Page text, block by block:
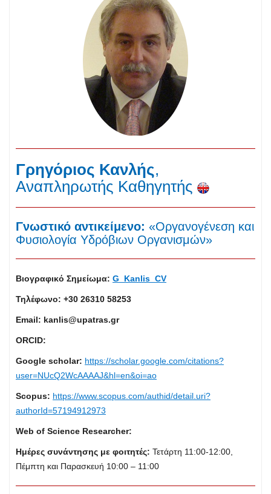
Γρηγόριος Κανλής,
Aναπληρωτής Καθηγητής
Γνωστικό αντικείμενο: «Οργανογένεση και
Φυσιολογία Υδρόβιων Οργανισμών»
Βιογραφικό Σημείωμα: G_Kanlis_ CV
Τηλέφωνο: +30 26310 58253
Email: kanlis@upatras.gr
ORCID:
Google scholar: https://scholar.google.com/citations?
user=NUcQ2WcAAAAJ&hl=en&oi=ao
Scopus: https://www.scopus.com/authid/detail.uri?
authorId=57194912973
Web of Science Researcher:
Ημέρες συνάντησης με φοιτητές: Τετάρτη 11:00-12:00,
Πέμπτη και Παρασκευή 10:00 – 11:00